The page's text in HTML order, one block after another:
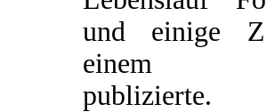
und einige
einem
publizierte.